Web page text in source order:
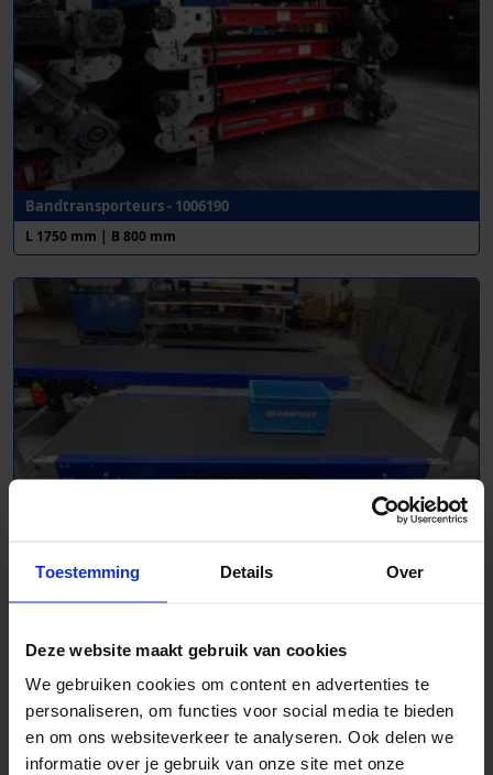
Toestemming Details Over
Deze website maakt gebruik van cookies
We gebruiken cookies om content en advertenties te
personaliseren, om functies voor social media te bieden
en om ons websiteverkeer te analyseren. Ook delen we
informatie over je gebruik van onze site met onze
Bandtransporteurs - 1006190
L 1750 mm | B 800 mm
Transportband - 1010826